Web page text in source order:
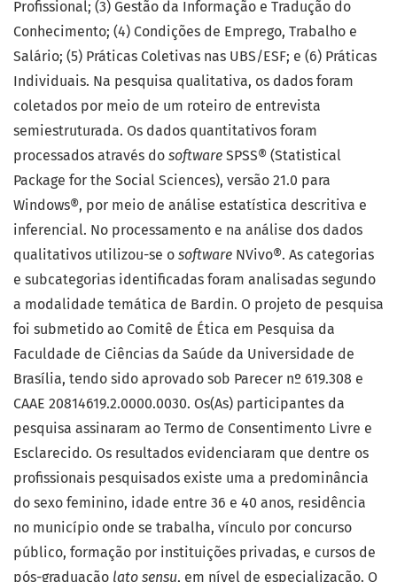
Profissional; (3) Gestão da Informação e Tradução do
Conhecimento; (4) Condições de Emprego, Trabalho e
Salário; (5) Práticas Coletivas nas UBS/ESF; e (6) Práticas
Individuais. Na pesquisa qualitativa, os dados foram
coletados por meio de um roteiro de entrevista
semiestruturada. Os dados quantitativos foram
processados através do software SPSS® (Statistical
Package for the Social Sciences), versão 21.0 para
Windows®, por meio de análise estatística descritiva e
inferencial. No processamento e na análise dos dados
qualitativos utilizou-se o software NVivo®. As categorias
e subcategorias identificadas foram analisadas segundo
a modalidade temática de Bardin. O projeto de pesquisa
foi submetido ao Comitê de Ética em Pesquisa da
Faculdade de Ciências da Saúde da Universidade de
Brasília, tendo sido aprovado sob Parecer nº 619.308 e
CAAE 20814619.2.0000.0030. Os(As) participantes da
pesquisa assinaram ao Termo de Consentimento Livre e
Esclarecido. Os resultados evidenciaram que dentre os
profissionais pesquisados existe uma a predominância
do sexo feminino, idade entre 36 e 40 anos, residência
no município onde se trabalha, vínculo por concurso
público, formação por instituições privadas, e cursos de
pós-graduação lato sensu, em nível de especialização. O